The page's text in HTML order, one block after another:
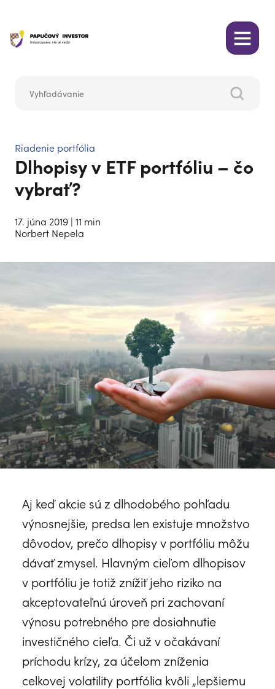
Riadenie portfólia
Dlhopisy v ETF portfóliu – čo
vybrať?
17. júna 2019 | 11 min
Norbert Nepela
Aj keď akcie sú z dlhodobého pohľadu
výnosnejšie, predsa len existuje množstvo
dôvodov, prečo dlhopisy v portfóliu môžu
dávať zmysel. Hlavným cieľom dlhopisov
v portfóliu je totiž znížiť jeho riziko na
akceptovateľnú úroveň pri zachovaní
výnosu potrebného pre dosiahnutie
investičného cieľa. Či už v očakávaní
príchodu krízy, za účelom zníženia
celkovej volatility portfólia kvôli „lepšiemu